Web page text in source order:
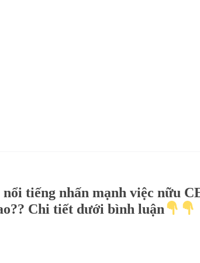
tiếng nhấn mạnh việc nữu
Chi tiết dưới bình luận